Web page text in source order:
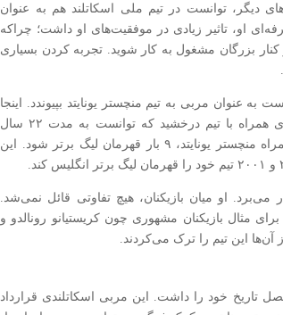
توانست در تیم ملی اسکاتلند هم به عنوان
او، تاثیر زیادی در موفقیت‌های او داشت؛ چراکه
بزرگان مشغول به کار شوید. تجربه کردن بسیاری
در سال ۱۹۸۶ فرگوسن توانست به عنوان مربی به تیم منچستر یونایتد بپیوندد. اینجا
سرآغاز موفقیت‌های او بود. این مربی اسکاتلندی به قدری همراه با تیم درخشید که توانست به مدت ۲۲ سال
مربیگری این تیم را برعهده داشته باشد، او توانست به همراه منچستر یونایتد، ۹ بار قهرمان لیگ برتر شود. این
او میان بازیکنان، هیچ تفاوتی قائل نمی‌شد.
مثال بازیکنان مشهوری چون کریستیانو رونالدو و
آن‌ها این تیم را ترک می‌کردند.
بهترین فصل تاریخ خود را داشت. این مربی اسکاتلندی قرارداد